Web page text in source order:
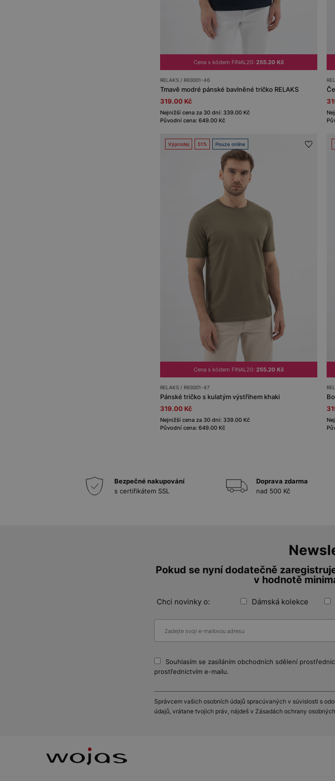
Cena s kódem FINAL20: 255.20 Kč
RELAKS / R93001-46
Tmavě modré pánské bavlněné tričko RELAKS
319.00 Kč
Nejnižší cena za 30 dní: 339.00 Kč
Původní cena: 649.00 Kč
Výprodej 51% Pouze online
Cena s kódem FINAL20: 255.20 Kč
RELAKS / R93001-47
Pánské tričko s kulatým výstřihem khaki
319.00 Kč
Nejnižší cena za 30 dní: 339.00 Kč
Původní cena: 649.00 Kč
Bezpečné nakupování
s certifikátem SSL
Doprava zdarma
nad 500 Kč
Pokud se nyní dodatečně
v hodnotě
Chci novinky o: Dámská kolekce
Souhlasím se zasíláním obchodních sdělení
prostřednictvím e-mailu.
Správcem vašich osobních údajů spracúvaných v súvislosti s
údajů, vrátane tvojich práv, nájdeš v Zásadách ochrany